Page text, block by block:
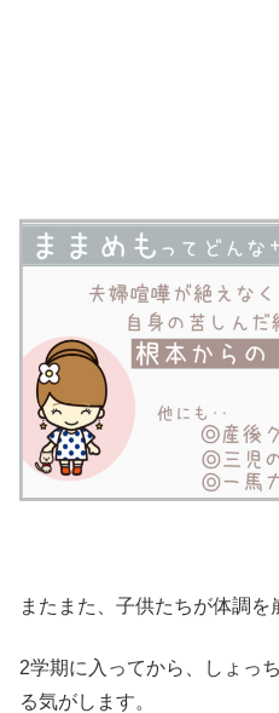
またまた、子供たちが体調を
2学期に入ってから、しょっ
る気がします。